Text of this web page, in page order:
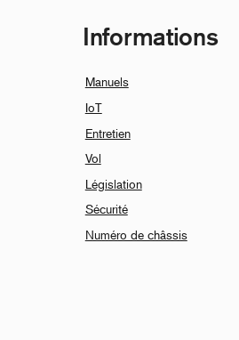
Informations
Manuels
IoT
Entretien
Vol
Législation
Sécurité
Numéro de châssis